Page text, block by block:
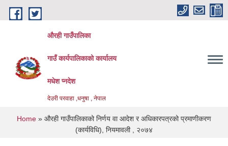
Skip to main content
औरही गाउँपालिका
गाउँ कार्यपालिकाको कार्यालय
मधेश प्नदेश
देउरी परवाहा ,धनुषा , नेपाल
You are here
Home » औरही गाउँपालिकाको निर्णय वा आदेश र अधिकारपत्रको प्रमाणीकरण
(कार्यविधि), नियमावली , २०७४